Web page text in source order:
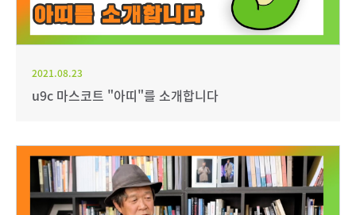
2021.08.23
u9c 마스코트 "아띠"를 소개합니다